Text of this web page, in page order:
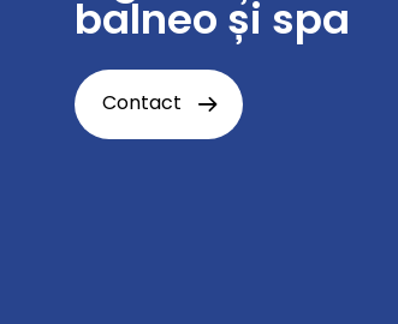
balneo și spa
Contact